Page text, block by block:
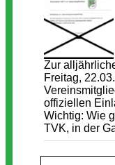
Zur
Freitag,
offiziellen
Wichtig: Wie
TVK, in der